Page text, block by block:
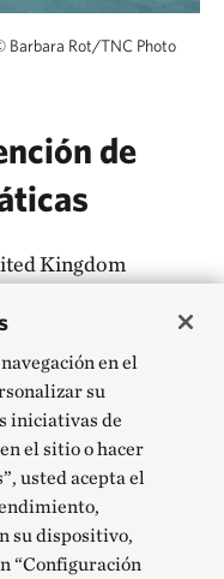
Barbara Rot/TNC Photo
de
Kingdom
en el
su
iniciativas de
el sitio o hacer
usted acepta el
su dispositivo,
“Configuración